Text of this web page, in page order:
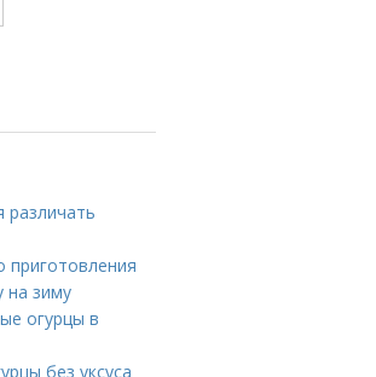
различать
приготовления
на зиму
огурцы в
без уксуса